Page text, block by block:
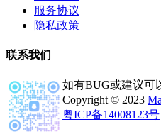
服务协议
隐私政策
联系我们
如有BUG或建议可
Copyright © 2023
粤ICP备14008123号